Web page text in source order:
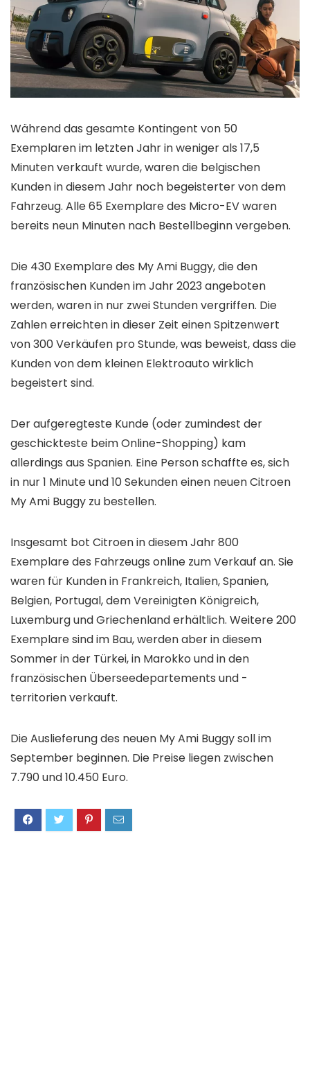
Während das gesamte Kontingent von 50
Exemplaren im letzten Jahr in weniger als 17,5
Minuten verkauft wurde, waren die belgischen
Kunden in diesem Jahr noch begeisterter von dem
Fahrzeug. Alle 65 Exemplare des Micro-EV waren
bereits neun Minuten nach Bestellbeginn vergeben.
Die 430 Exemplare des My Ami Buggy, die den
französischen Kunden im Jahr 2023 angeboten
werden, waren in nur zwei Stunden vergriffen. Die
Zahlen erreichten in dieser Zeit einen Spitzenwert
von 300 Verkäufen pro Stunde, was beweist, dass die
Kunden von dem kleinen Elektroauto wirklich
begeistert sind.
Der aufgeregteste Kunde (oder zumindest der
geschickteste beim Online-Shopping) kam
allerdings aus Spanien. Eine Person schaffte es, sich
in nur 1 Minute und 10 Sekunden einen neuen Citroen
My Ami Buggy zu bestellen.
Insgesamt bot Citroen in diesem Jahr 800
Exemplare des Fahrzeugs online zum Verkauf an. Sie
waren für Kunden in Frankreich, Italien, Spanien,
Belgien, Portugal, dem Vereinigten Königreich,
Luxemburg und Griechenland erhältlich. Weitere 200
Exemplare sind im Bau, werden aber in diesem
Sommer in der Türkei, in Marokko und in den
französischen Überseedepartements und -
territorien verkauft.
Die Auslieferung des neuen My Ami Buggy soll im
September beginnen. Die Preise liegen zwischen
7.790 und 10.450 Euro.